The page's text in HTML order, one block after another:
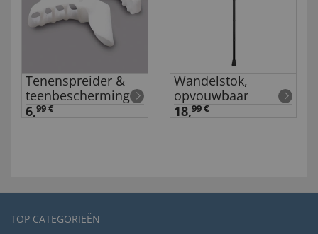
Tenenspreider &
teenbescherming
6,99 €
Wandelstok,
opvouwbaar
18,99 €
TOP CATEGORIEËN